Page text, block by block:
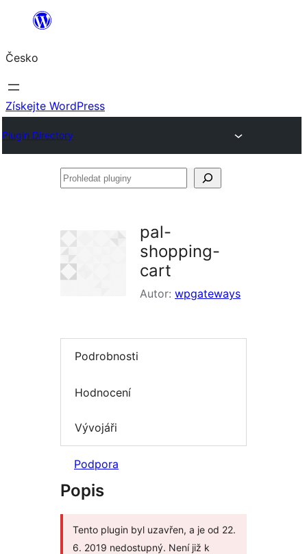
Přeskočit
obsah
Česko
Získejte WordPress
Plugin Directory
Prohledat
pal-
shopping-
cart
Autor: wpgateways
Podrobnosti
Hodnocení
Vývojáři
Podpora
Popis
Tento plugin byl uzavřen, a je od 22.
6. 2019 nedostupný. Není již k